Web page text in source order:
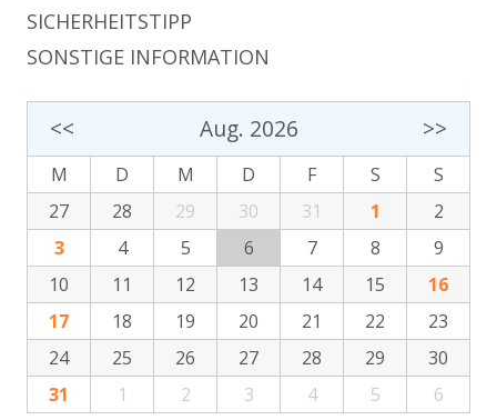
SICHERHEITSTIPP
SONSTIGE INFORMATION
<< Aug. 2026 >>
M D M D F S
S
27
28 29 30 31 1
2
3
4 5 6 7 8
9
10
11 12 13 14 15
16
17
18 19 20 21 22
23
24
25 26 27 28 29
30
31
1 2 3 4 5 6